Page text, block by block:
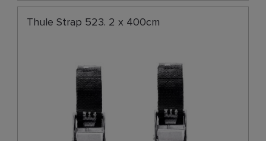
Thule Strap 523. 2 x 400cm